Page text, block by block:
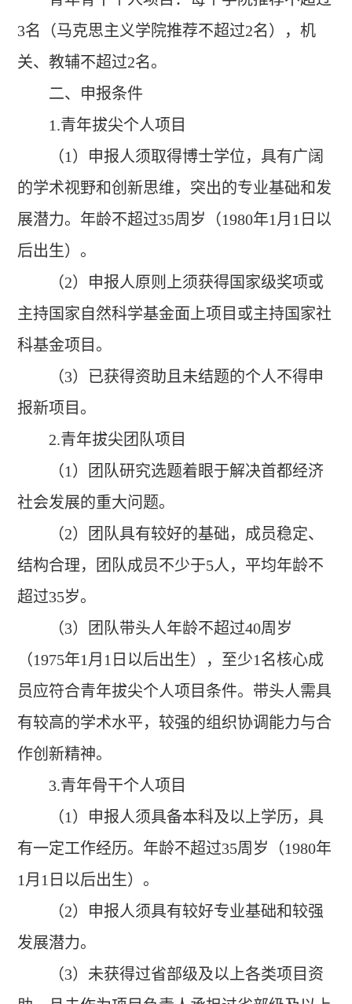
3名（马克思主义学院推荐不超过2名），机
关、教辅不超过2名。
二、申报条件
1.青年拔尖个人项目
（1）申报人须取得博士学位，具有广阔
的学术视野和创新思维，突出的专业基础和发
展潜力。年龄不超过35周岁（1980年1月1日以
后出生）。
（2）申报人原则上须获得国家级奖项或
主持国家自然科学基金面上项目或主持国家社
科基金项目。
（3）已获得资助且未结题的个人不得申
报新项目。
2.青年拔尖团队项目
（1）团队研究选题着眼于解决首都经济
社会发展的重大问题。
（2）团队具有较好的基础，成员稳定、
结构合理，团队成员不少于5人，平均年龄不
超过35岁。
（3）团队带头人年龄不超过40周岁
（1975年1月1日以后出生），至少1名核心成
员应符合青年拔尖个人项目条件。带头人需具
有较高的学术水平，较强的组织协调能力与合
作创新精神。
3.青年骨干个人项目
（1）申报人须具备本科及以上学历，具
有一定工作经历。年龄不超过35周岁（1980年
1月1日以后出生）。
（2）申报人须具有较好专业基础和较强
发展潜力。
（3）未获得过省部级及以上各类项目资